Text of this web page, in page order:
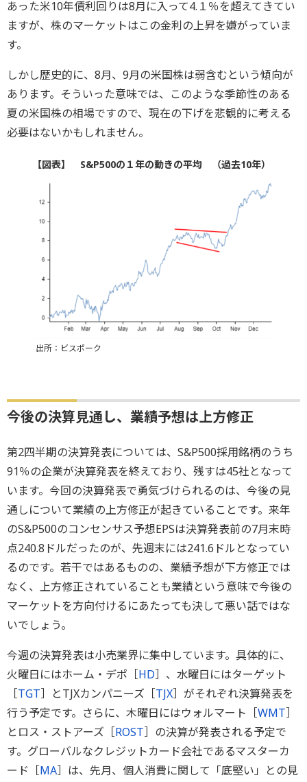
あった米10年債利回りは8月に入って4.１％を超えてきてい
ますが、株のマーケットはこの金利の上昇を嫌がっていま
す。
しかし歴史的に、8月、9月の米国株は弱含むという傾向が
あります。そういった意味では、このような季節性のある
夏の米国株の相場ですので、現在の下げを悲観的に考える
必要はないかもしれません。
【図表】 S&P500の１年の動きの平均 （過去10年）
出所：ビスポーク
今後の決算見通し、業績予想は上方修正
第2四半期の決算発表については、S&P500採用銘柄のうち
91％の企業が決算発表を終えており、残すは45社となって
います。今回の決算発表で勇気づけられるのは、今後の見
通しについて業績の上方修正が起きていることです。来年
のS&P500のコンセンサス予想EPSは決算発表前の7月末時
点240.8ドルだったのが、先週末には241.6ドルとなってい
るのです。若干ではあるものの、業績予想が下方修正では
なく、上方修正されていることも業績という意味で今後の
マーケットを方向付けるにあたっても決して悪い話ではな
いでしょう。
今週の決算発表は小売業界に集中しています。具体的に、
火曜日にはホーム・デポ［HD］、水曜日にはターゲット
［TGT］とTJXカンパニーズ［TJX］がそれぞれ決算発表を
行う予定です。さらに、木曜日にはウォルマート［WMT］
とロス・ストアーズ［ROST］の決算が発表される予定で
す。グローバルなクレジットカード会社であるマスターカ
ード［MA］は、先月、個人消費に関して「底堅い」との見